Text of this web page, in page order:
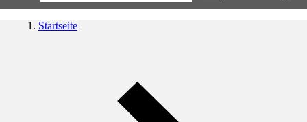
Startseite